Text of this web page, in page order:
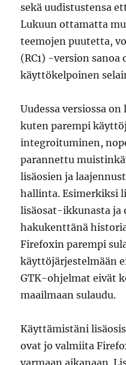
sekä uudistustensa
Lukuun ottamatta
teemojen puutetta,
(RC1) -version sanoa
käyttökelpoinen
Uudessa versiossa
kuten parempi
integroituminen,
parannettu
lisäosien ja
hallinta. Esimerkiksi
lisäosat-ikkunasta
hakukenttänä
Firefoxin parempi
käyttöjärjestelmään
GTK-ohjelmat eivät
maailmaan sulaudu.
Käyttämistäni
ovat jo valmiita
varmaan aikanaan.